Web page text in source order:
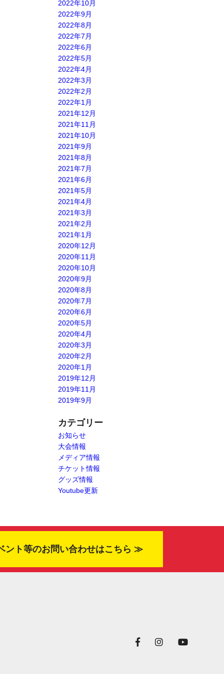
2022年10月
2022年9月
2022年8月
2022年7月
2022年6月
2022年5月
2022年4月
2022年3月
2022年2月
2022年1月
2021年12月
2021年11月
2021年10月
2021年9月
2021年8月
2021年7月
2021年6月
2021年5月
2021年4月
2021年3月
2021年2月
2021年1月
2020年12月
2020年11月
2020年10月
2020年9月
2020年8月
2020年7月
2020年6月
2020年5月
2020年4月
2020年3月
2020年2月
2020年1月
2019年12月
2019年11月
2019年9月
カテゴリー
お知らせ
大会情報
メディア情報
チケット情報
グッズ情報
Youtube更新
ント等のお問い合わせはこちら ≫